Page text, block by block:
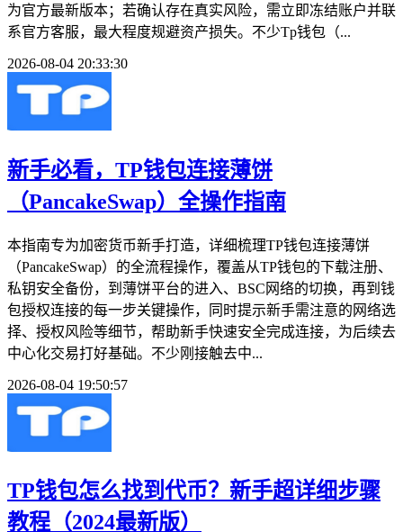
为官方最新版本；若确认存在真实风险，需立即冻结账户并联
系官方客服，最大程度规避资产损失。不少Tp钱包（...
2026-08-04 20:33:30
新手必看，TP钱包连接薄饼
（PancakeSwap）全操作指南
本指南专为加密货币新手打造，详细梳理TP钱包连接薄饼
（PancakeSwap）的全流程操作，覆盖从TP钱包的下载注册、
私钥安全备份，到薄饼平台的进入、BSC网络的切换，再到钱
包授权连接的每一步关键操作，同时提示新手需注意的网络选
择、授权风险等细节，帮助新手快速安全完成连接，为后续去
中心化交易打好基础。不少刚接触去中...
2026-08-04 19:50:57
TP钱包怎么找到代币？新手超详细步骤
教程（2024最新版）